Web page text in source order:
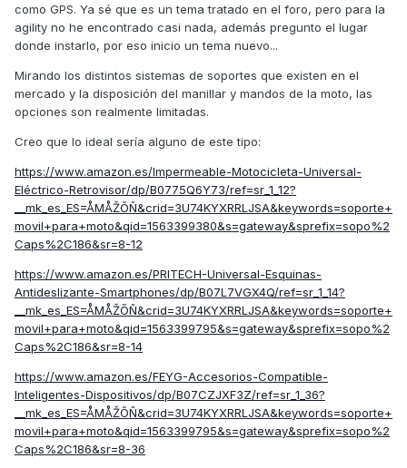
como GPS. Ya sé que es un tema tratado en el foro, pero para la
agility no he encontrado casi nada, además pregunto el lugar
donde instarlo, por eso inicio un tema nuevo...
Mirando los distintos sistemas de soportes que existen en el
mercado y la disposición del manillar y mandos de la moto, las
opciones son realmente limitadas.
Creo que lo ideal sería alguno de este tipo:
https://www.amazon.es/Impermeable-Motocicleta-Universal-
Eléctrico-Retrovisor/dp/B0775Q6Y73/ref=sr_1_12?
__mk_es_ES=ÅMÅŽÕÑ&crid=3U74KYXRRLJSA&keywords=soporte+
movil+para+moto&qid=1563399380&s=gateway&sprefix=sopo%2
Caps%2C186&sr=8-12
https://www.amazon.es/PRITECH-Universal-Esquinas-
Antideslizante-Smartphones/dp/B07L7VGX4Q/ref=sr_1_14?
__mk_es_ES=ÅMÅŽÕÑ&crid=3U74KYXRRLJSA&keywords=soporte+
movil+para+moto&qid=1563399795&s=gateway&sprefix=sopo%2
Caps%2C186&sr=8-14
https://www.amazon.es/FEYG-Accesorios-Compatible-
Inteligentes-Dispositivos/dp/B07CZJXF3Z/ref=sr_1_36?
__mk_es_ES=ÅMÅŽÕÑ&crid=3U74KYXRRLJSA&keywords=soporte+
movil+para+moto&qid=1563399795&s=gateway&sprefix=sopo%2
Caps%2C186&sr=8-36